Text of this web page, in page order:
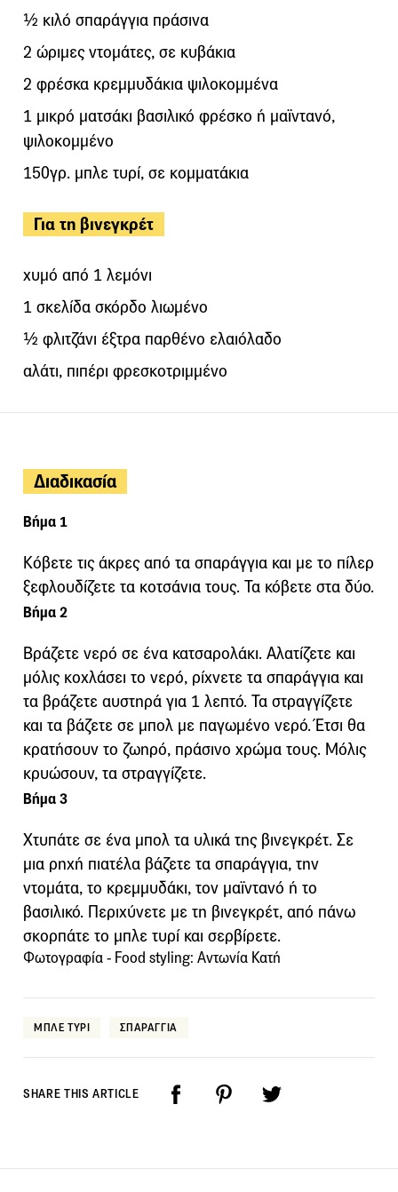
½ κιλό σπαράγγια πράσινα
2 ώριμες ντομάτες, σε κυβάκια
2 φρέσκα κρεμμυδάκια ψιλοκομμένα
1 μικρό ματσάκι βασιλικό φρέσκο ή μαϊντανό,
ψιλοκομμένο
150γρ. μπλε τυρί, σε κομματάκια
Για τη βινεγκρέτ
χυμό από 1 λεμόνι
1 σκελίδα σκόρδο λιωμένο
½ φλιτζάνι έξτρα παρθένο ελαιόλαδο
αλάτι, πιπέρι φρεσκοτριμμένο
Διαδικασία
Βήμα 1
Κόβετε τις άκρες από τα σπαράγγια και με το πίλερ
ξεφλουδίζετε τα κοτσάνια τους. Τα κόβετε στα δύο.
Βήμα 2
Βράζετε νερό σε ένα κατσαρολάκι. Αλατίζετε και
μόλις κοχλάσει το νερό, ρίχνετε τα σπαράγγια και
τα βράζετε αυστηρά για 1 λεπτό. Τα στραγγίζετε
και τα βάζετε σε μπολ με παγωμένο νερό. Έτσι θα
κρατήσουν το ζωηρό, πράσινο χρώμα τους. Μόλις
κρυώσουν, τα στραγγίζετε.
Βήμα 3
Χτυπάτε σε ένα μπολ τα υλικά της βινεγκρέτ. Σε
μια ρηχή πιατέλα βάζετε τα σπαράγγια, την
ντομάτα, το κρεμμυδάκι, τον μαϊντανό ή το
βασιλικό. Περιχύνετε με τη βινεγκρέτ, από πάνω
σκορπάτε το μπλε τυρί και σερβίρετε.
Φωτογραφία - Food styling: Αντωνία Κατή
ΜΠΛΕ ΤΥΡΙ ΣΠΑΡΑΓΓΙΑ
SHARE THIS ARTICLE